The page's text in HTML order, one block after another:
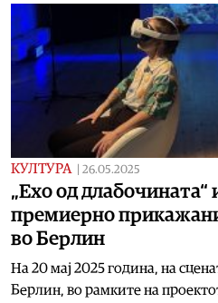
КУЛТУРА 26.05.2025
„Ехо од длабочината“
премиерно
во Берлин
На 20 мај 2025 година, на
Берлин, во рамките на